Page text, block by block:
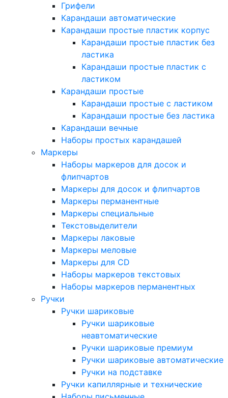
Грифели
Карандаши автоматические
Карандаши простые пластик корпус
Карандаши простые пластик без
ластика
Карандаши простые пластик с
ластиком
Карандаши простые
Карандаши простые с ластиком
Карандаши простые без ластика
Карандаши вечные
Наборы простых карандашей
Маркеры
Наборы маркеров для досок и
флипчартов
Маркеры для досок и флипчартов
Маркеры перманентные
Маркеры специальные
Текстовыделители
Маркеры лаковые
Маркеры меловые
Маркеры для CD
Наборы маркеров текстовых
Наборы маркеров перманентных
Ручки
Ручки шариковые
Ручки шариковые
неавтоматические
Ручки шариковые премиум
Ручки шариковые автоматические
Ручки на подставке
Ручки капиллярные и технические